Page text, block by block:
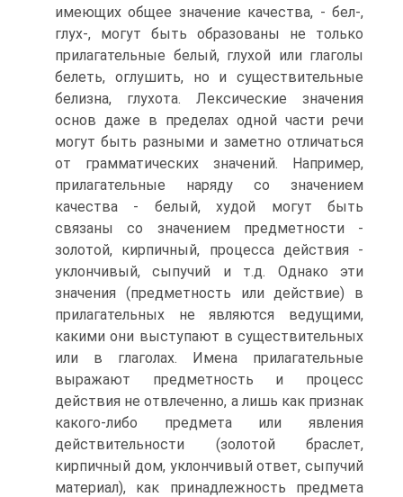
имеющих общее значение качества, - бел-,
глух-, могут быть образованы не только
прилагательные белый, глухой или глаголы
белеть, оглушить, но и существительные
белизна, глухота. Лексические значения
основ даже в пределах одной части речи
могут быть разными и заметно отличаться
от грамматических значений. Например,
прилагательные наряду со значением
качества - белый, худой могут быть
связаны со значением предметности -
золотой, кирпичный, процесса действия -
уклончивый, сыпучий и т.д. Однако эти
значения (предметность или действие) в
прилагательных не являются ведущими,
какими они выступают в существительных
или в глаголах. Имена прилагательные
выражают предметность и процесс
действия не отвлеченно, а лишь как признак
какого-либо предмета или явления
действительности (золотой браслет,
кирпичный дом, уклончивый ответ, сыпучий
материал), как принадлежность предмета